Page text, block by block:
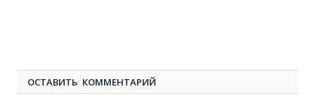
ОСТАВИТЬ КОММЕНТАРИЙ